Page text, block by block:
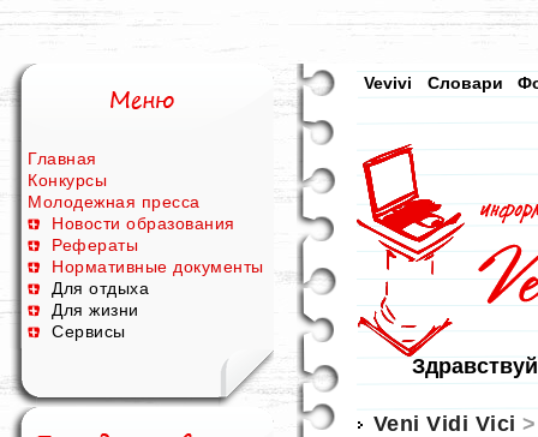
Главная
Конкурсы
Молодежная пресса
Новости образования
Рефераты
Нормативные документы
Для отдыха
Для жизни
Сервисы
Vevivi Словари
Veni Vidi Vici